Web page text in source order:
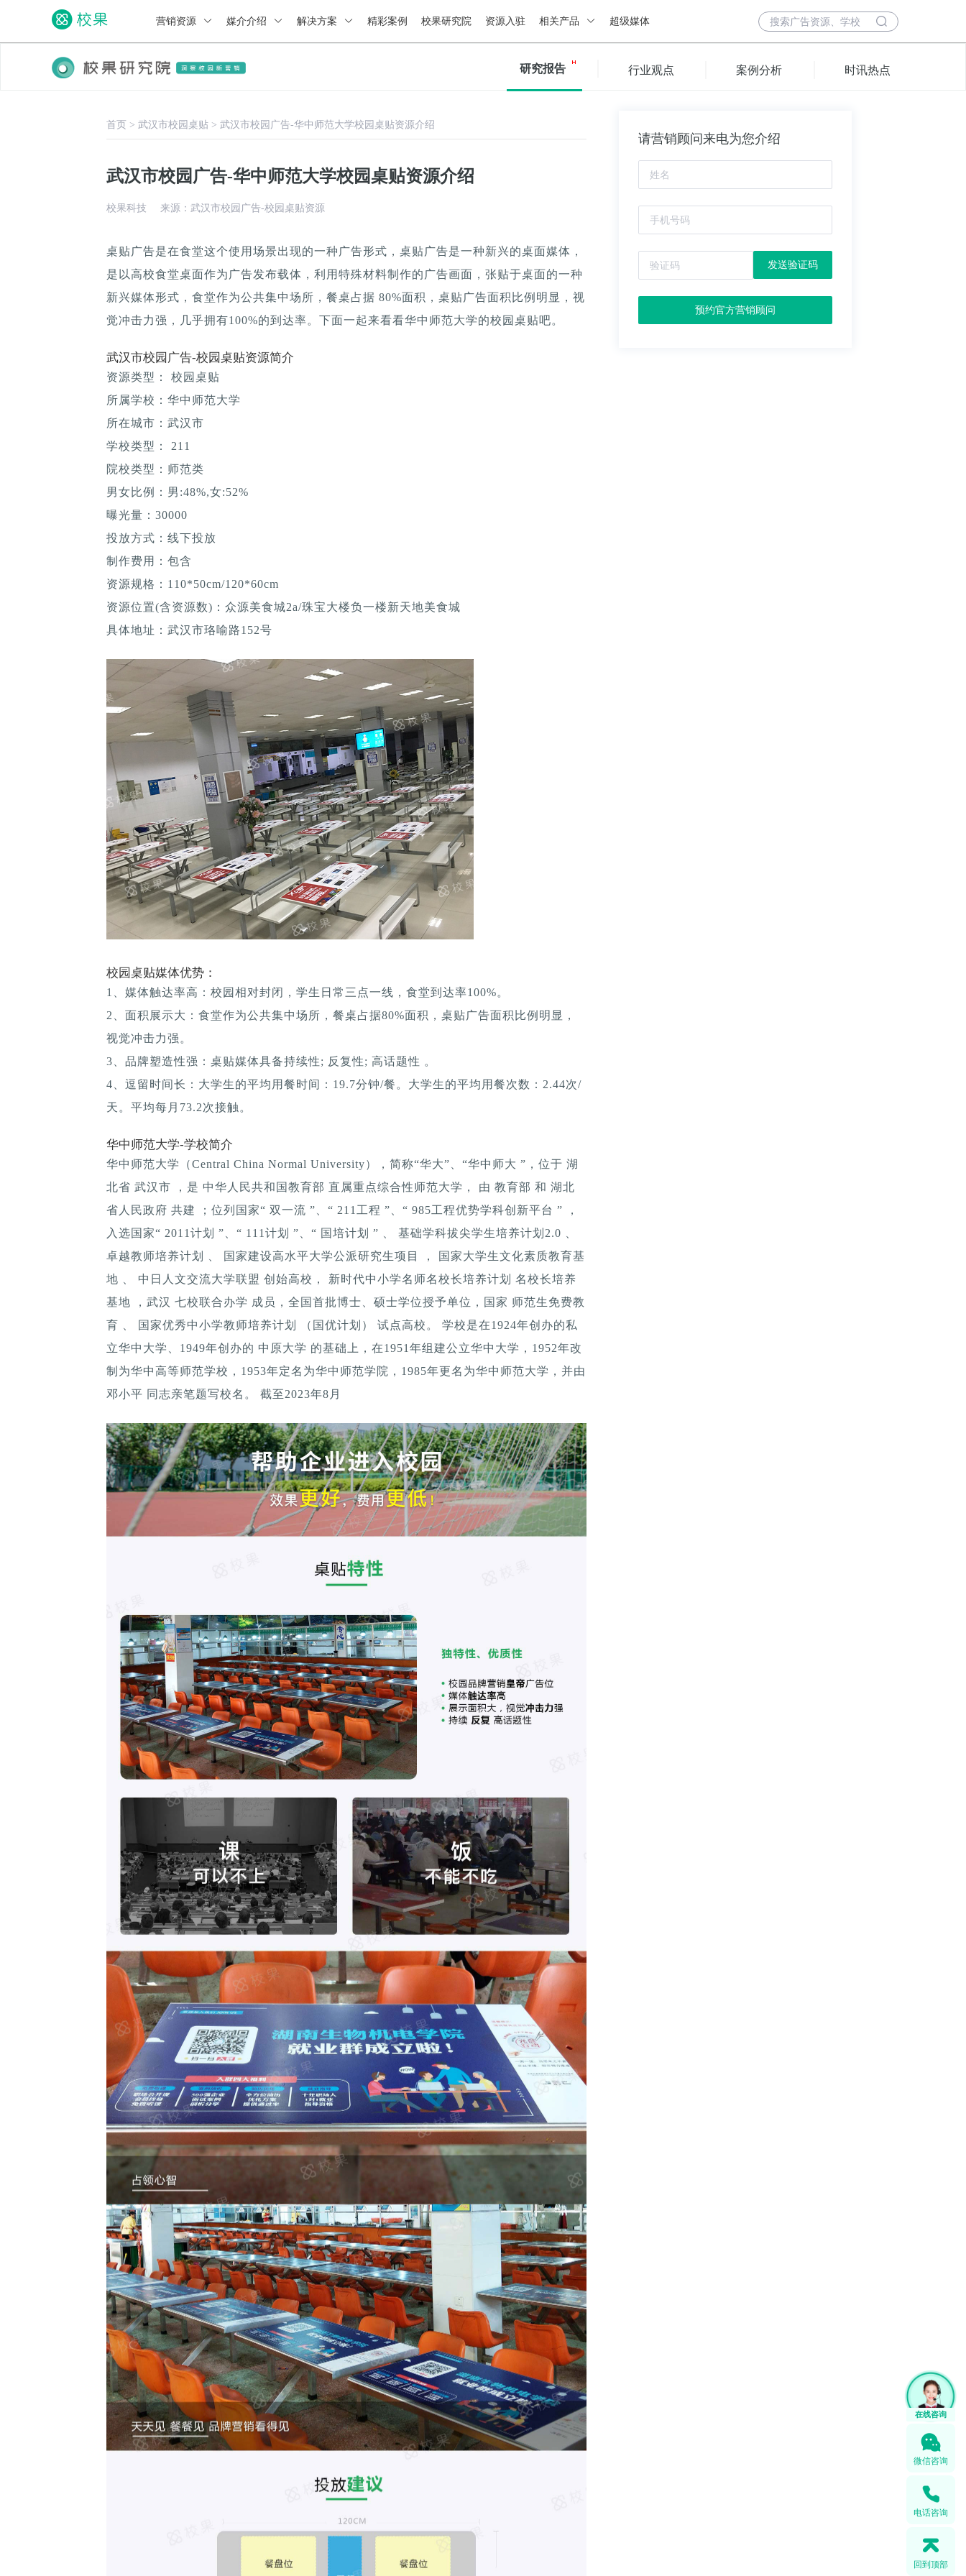
营销资源 媒介介绍 解决方案 精彩案例 校果研究院 资源入驻 相关产品 超级媒体
研究报告 行业观点 案例分析 时讯热点
首页 > 武汉市校园桌贴 > 武汉市校园广告-华中师范大学校园桌贴资源介绍
武汉市校园广告-华中师范大学校园桌贴资源介绍
校果科技 来源：武汉市校园广告-校园桌贴资源
桌贴广告是在食堂这个使用场景出现的一种广告形式，桌贴广告是一种新兴的桌面媒体，
是以高校食堂桌面作为广告发布载体，利用特殊材料制作的广告画面，张贴于桌面的一种
新兴媒体形式，食堂作为公共集中场所，餐桌占据 80%面积，桌贴广告面积比例明显，视
觉冲击力强，几乎拥有100%的到达率。下面一起来看看华中师范大学的校园桌贴吧。
武汉市校园广告-校园桌贴资源简介
资源类型： 校园桌贴
所属学校：华中师范大学
所在城市：武汉市
学校类型： 211
院校类型：师范类
男女比例：男:48%,女:52%
曝光量：30000
投放方式：线下投放
制作费用：包含
资源规格：110*50cm/120*60cm
资源位置(含资源数)：众源美食城2a/珠宝大楼负一楼新天地美食城
具体地址：武汉市珞喻路152号
校园桌贴媒体优势：
1、媒体触达率高：校园相对封闭，学生日常三点一线，食堂到达率100%。
2、面积展示大：食堂作为公共集中场所，餐桌占据80%面积，桌贴广告面积比例明显，
视觉冲击力强。
3、品牌塑造性强：桌贴媒体具备持续性; 反复性; 高话题性 。
4、逗留时间长：大学生的平均用餐时间：19.7分钟/餐。大学生的平均用餐次数：2.44次/
天。平均每月73.2次接触。
华中师范大学-学校简介
华中师范大学（Central China Normal University），简称“华大”、“华中师大 ”，位于 湖
北省 武汉市 ，是 中华人民共和国教育部 直属重点综合性师范大学， 由 教育部 和 湖北
省人民政府 共建 ；位列国家“ 双一流 ”、“ 211工程 ”、“ 985工程优势学科创新平台 ” ，
入选国家“ 2011计划 ”、“ 111计划 ”、“ 国培计划 ” 、 基础学科拔尖学生培养计划2.0 、
卓越教师培养计划 、 国家建设高水平大学公派研究生项目 ， 国家大学生文化素质教育基
地 、 中日人文交流大学联盟 创始高校， 新时代中小学名师名校长培养计划 名校长培养
基地 ，武汉 七校联合办学 成员，全国首批博士、硕士学位授予单位，国家 师范生免费教
育 、 国家优秀中小学教师培养计划 （国优计划） 试点高校。 学校是在1924年创办的私
立华中大学、1949年创办的 中原大学 的基础上，在1951年组建公立华中大学，1952年改
制为华中高等师范学校，1953年定名为华中师范学院，1985年更名为华中师范大学，并由
邓小平 同志亲笔题写校名。 截至2023年8月
请营销顾问来电为您介绍
发送验证码
预约官方营销顾问
微信咨询
电话咨询
回到顶部